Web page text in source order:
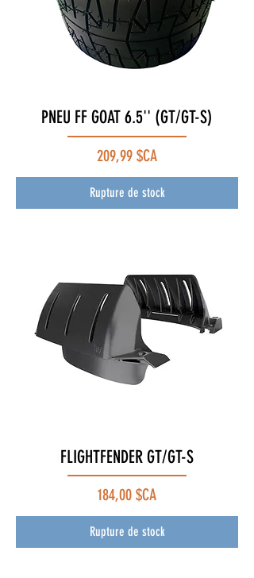
PNEU FF GOAT 6.5'' (GT/GT-S)
Prix
209,99 $CA
Rupture de stock
FLIGHTFENDER GT/GT-S
Prix
184,00 $CA
Rupture de stock